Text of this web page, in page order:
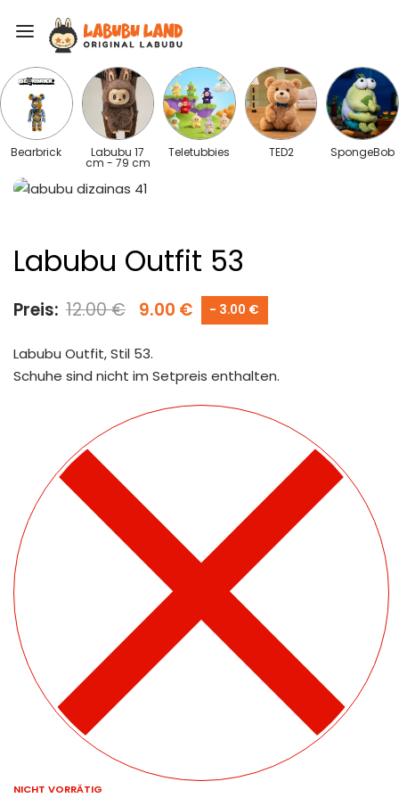
Bearbrick Labubu 17
cm - 79 cm
Teletubbies TED2 SpongeBob
Labubu Outfit 53
Preis: 12.00€ 9.00 € - 3.00 €
Labubu Outfit, Stil 53.
Schuhe sind nicht im Setpreis enthalten.
NICHT VORRÄTIG